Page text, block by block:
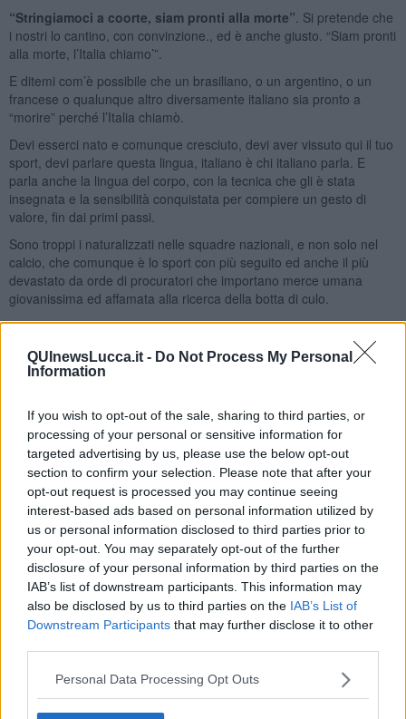
QUInewsLucca.it - Do Not Process My Personal
Information
If you wish to opt-out of the sale, sharing to third parties, or
processing of your personal or sensitive information for
targeted advertising by us, please use the below opt-out
section to confirm your selection. Please note that after your
opt-out request is processed you may continue seeing
interest-based ads based on personal information utilized by
us or personal information disclosed to third parties prior to
your opt-out. You may separately opt-out of the further
disclosure of your personal information by third parties on the
IAB’s list of downstream participants. This information may
also be disclosed by us to third parties on the IAB’s List of
Downstream Participants that may further disclose it to other
Personal Data Processing Opt Outs
“Stringiamoci a coorte, siam pronti alla morte” . Si pretende che
i nostri lo cantino, con convinzione., ed è anche giusto. “Siam pronti
alla morte, l’Italia chiamo’”.
E ditemi com’è possibile che un brasiliano, o un argentino, o un
francese o qualunque altro diversamente italiano sia pronto a
“morire” perché l’Italia chiamò.
Devi esserci nato e comunque cresciuto, devi aver vissuto qui il tuo
sport, devi parlare questa lingua, italiano è chi italiano parla. E
parla anche la lingua del corpo, con la tecnica che gli è stata
insegnata e la sensibilità conquistata per compiere un gesto di
valore, fin dai primi passi.
Sono troppi i naturalizzati nelle squadre nazionali, e non solo nel
calcio, che comunque è lo sport con più seguito ed anche il più
devastato da orde di procuratori che importano merce umana
giovanissima ed affamata alla ricerca della botta di culo.
Non sono “soldati” italiani, sono mercenari. Che poi se ne tornano a
Facciamoci in casa i nostri atleti, pensiamo al valore più alto dello
conoscenza e rispetto delle regole, della crescita e del
miglioramento. Dell’impegno assiduo, del lavoro che paga.
Solo se si lavora sulla formazione si hanno effetti permanenti nella
crescita di un movimento. Si fanno crescere tecnici, dirigenti e
atleti. E magari si riesce a compiere ancora il miracolo diDavide
contro Golia, l’ingegno italiano che piega la forza del “nemico”.
Perché se si fa così si lavora per costruire, per il futuro, non solo in
ambito sportivo. Altrimenti, siamo allo sport del gratta e vinci, ma
non è detto che vada bene. Soprattutto, non lo percepiamo come
un valore, e non dura.
Franco Bonciani